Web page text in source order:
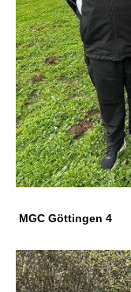
MGC Göttingen 4